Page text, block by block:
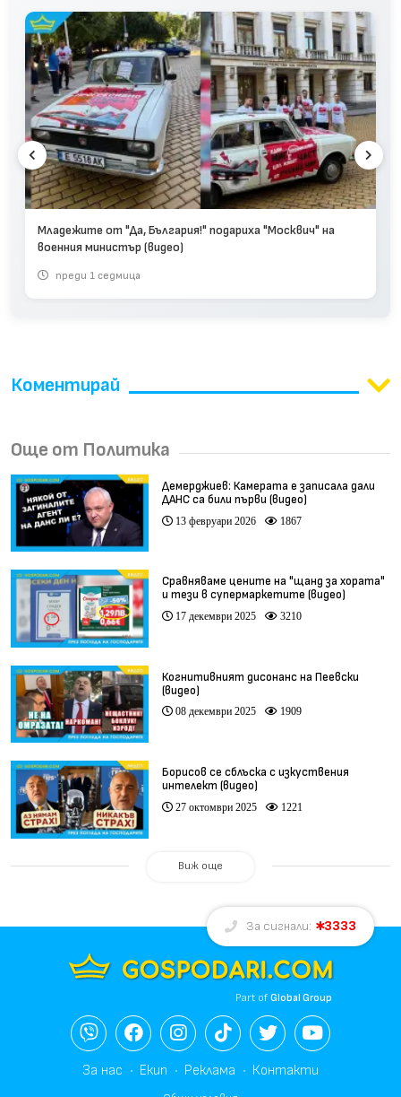
Младежите от "Да, България!" подариха "Москвич" на
военния министър (видео)
преди 1 седмица
Коментирай
Още от Политика
Демерджиев: Камерата е записала дали
ДАНС са били първи (видео)
13 февруари 2026 1867
Сравняваме цените на "щанд за хората"
и тези в супермаркетите (видео)
17 декември 2025 3210
Когнитивният дисонанс на Пеевски
(видео)
08 декември 2025 1909
Борисов се сблъска с изкуствения
интелект (видео)
27 октомври 2025 1221
Виж още
За сигнали: 3333
Part ofGlobal Group
За нас Екип Реклама Контакти